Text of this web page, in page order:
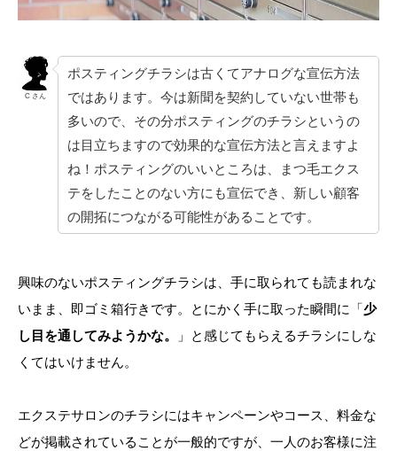
C さん
ポスティングチラシは古くてアナログな宣伝方法
ではあります。今は新聞を契約していない世帯も
多いので、その分ポスティングのチラシというの
は目立ちますので効果的な宣伝方法と言えますよ
ね！ポスティングのいいところは、まつ毛エクス
テをしたことのない方にも宣伝でき、新しい顧客
の開拓につながる可能性があることです。
興味のないポスティングチラシは、手に取られても読まれな
いまま、即ゴミ箱行きです。とにかく手に取った瞬間に「少
し目を通してみようかな。
」と感じてもらえるチラシにしな
くてはいけません。
エクステサロンのチラシにはキャンペーンやコース、料金な
どが掲載されていることが一般的ですが、一人のお客様に注